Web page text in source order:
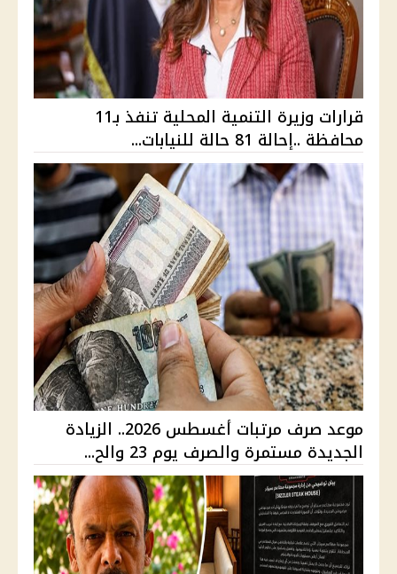
قرارات وزيرة التنمية المحلية تنفذ بـ11
محافظة ..إحالة 81 حالة للنيابات...
موعد صرف مرتبات أغسطس 2026.. الزيادة
الجديدة مستمرة والصرف يوم 23 والح...